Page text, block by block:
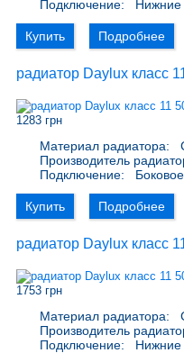
Подключение:
Нижние
Купить Подробнее
радиатор Daylux класс
1283 грн
Материал радиатора:
Производитель
Подключение:
Купить Подробнее
радиатор Daylux класс
1753 грн
Материал радиатора:
Производитель
Подключение:
Нижние